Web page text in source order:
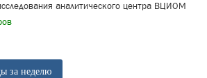
аналитического центра ВЦИОМ
за неделю